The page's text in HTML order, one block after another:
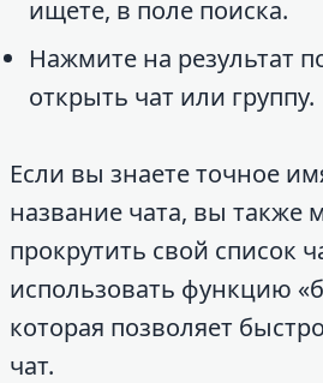
ищете, в поле поиска.
Нажмите на результат
открыть чат или группу.
Если вы знаете точное
название чата, вы также
прокрутить свой список
использовать функцию
которая позволяет
чат.